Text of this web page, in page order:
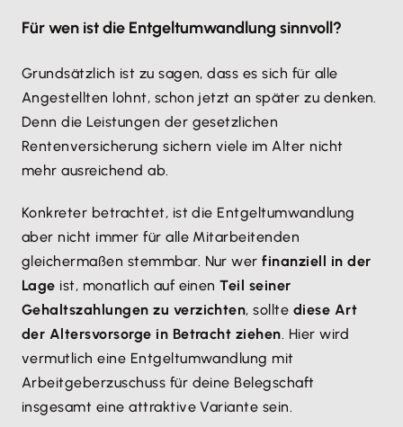
Für wen ist die Entgeltumwandlung sinnvoll?
Grundsätzlich ist zu sagen, dass es sich für alle
Angestellten lohnt, schon jetzt an später zu denken.
Denn die Leistungen der gesetzlichen
Rentenversicherung sichern viele im Alter nicht
mehr ausreichend ab.
Konkreter betrachtet, ist die Entgeltumwandlung
aber nicht immer für alle Mitarbeitenden
gleichermaßen stemmbar. Nur wer finanziell in der
Lage ist, monatlich auf einen Teil seiner
Gehaltszahlungen zu verzichten, sollte diese Art
der Altersvorsorge in Betracht ziehen. Hier wird
vermutlich eine Entgeltumwandlung mit
Arbeitgeberzuschuss für deine Belegschaft
insgesamt eine attraktive Variante sein.